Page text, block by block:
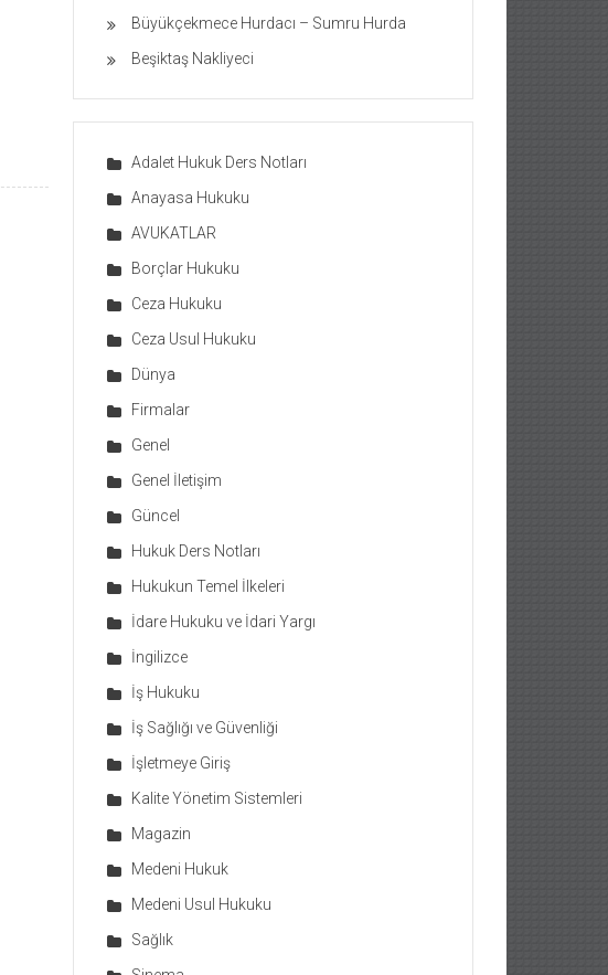
Büyükçekmece Hurdacı – Sumru Hurda
Beşiktaş Nakliyeci
Adalet Hukuk Ders Notları
Anayasa Hukuku
AVUKATLAR
Borçlar Hukuku
Ceza Hukuku
Ceza Usul Hukuku
Dünya
Firmalar
Genel
Genel İletişim
Güncel
Hukuk Ders Notları
Hukukun Temel İlkeleri
İdare Hukuku ve İdari Yargı
İngilizce
İş Hukuku
İş Sağlığı ve Güvenliği
İşletmeye Giriş
Kalite Yönetim Sistemleri
Magazin
Medeni Hukuk
Medeni Usul Hukuku
Sağlık